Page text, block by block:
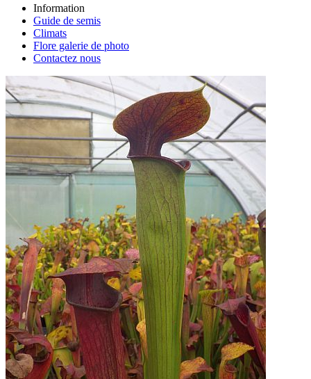
Information
Guide de semis
Climats
Flore galerie de photo
Contactez nous